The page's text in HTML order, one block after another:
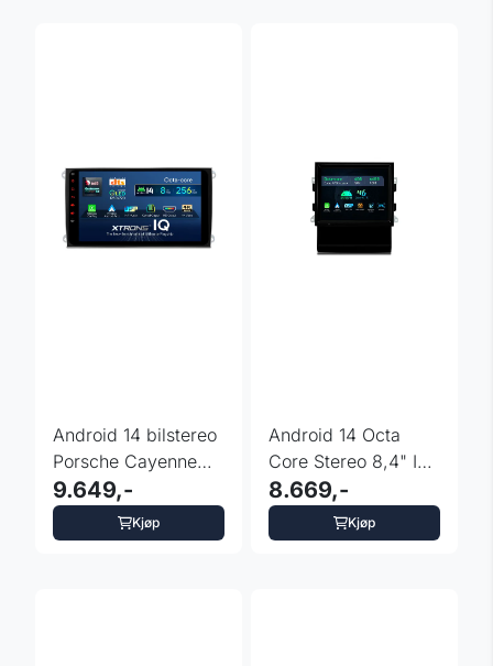
Android 14 bilstereo
Porsche Cayenne
2003–2010 9" ...
9.649,-
Kjøp
Android 14 Octa
Core Stereo 8,4" IPS
for Porsche Macan
8.669,-
Kjøp